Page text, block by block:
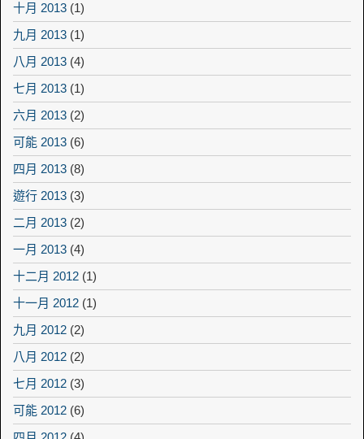
十月 2013 (1)
九月 2013 (1)
八月 2013 (4)
七月 2013 (1)
六月 2013 (2)
可能 2013 (6)
四月 2013 (8)
遊行 2013 (3)
二月 2013 (2)
一月 2013 (4)
十二月 2012 (1)
十一月 2012 (1)
九月 2012 (2)
八月 2012 (2)
七月 2012 (3)
可能 2012 (6)